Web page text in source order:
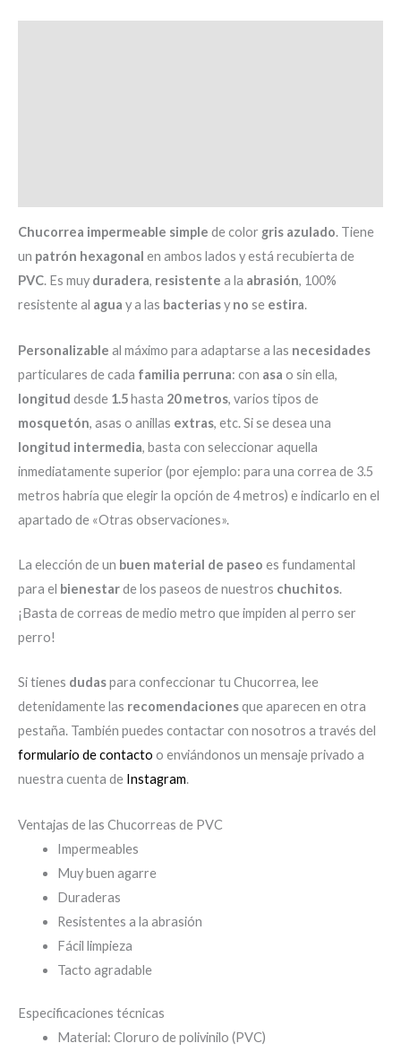
Chucorrea impermeable simple de color gris azulado. Tiene
un patrón hexagonal en ambos lados y está recubierta de
PVC. Es muy duradera, resistente a la abrasión, 100%
resistente al agua y a las bacteriasy no se estira.
Personalizable al máximo para adaptarse a las necesidades
particulares de cada familia perruna: con asa o sin ella,
longitud desde 1.5hasta 20 metros, varios tipos de
mosquetón, asas o anillas extras, etc. Si se desea una
longitud intermedia, basta con seleccionar aquella
inmediatamente superior (por ejemplo: para una correa de 3.5
metros habría que elegir la opción de 4 metros) e indicarlo en el
apartado de «Otras observaciones».
La elección de un buen material de paseo es fundamental
para el bienestarde los paseos de nuestros chuchitos.
¡Basta de correas de medio metro que impiden al perro ser
perro!
Si tienes dudaspara confeccionar tu Chucorrea, lee
detenidamente las recomendacionesque aparecen en otra
pestaña. También puedes contactar con nosotros a través del
formulario de contacto o enviándonos un mensaje privado a
nuestra cuenta de Instagram.
Ventajas de las Chucorreas de PVC
Impermeables
Muy buen agarre
Duraderas
Resistentes a la abrasión
Fácil limpieza
Tacto agradable
Especificaciones técnicas
Material: Cloruro de polivinilo (PVC)